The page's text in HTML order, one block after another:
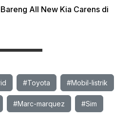
All New Kia Carens di
#Toyota #Mobil-listrik
#Marc-marquez #Sim